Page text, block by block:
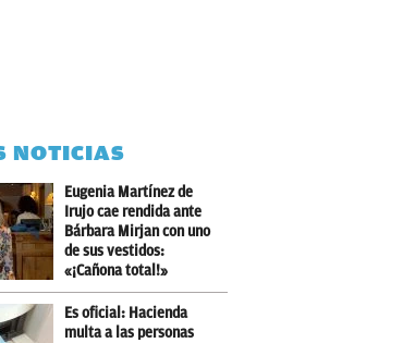
NOTICIAS
Eugenia Martínez de
Irujo cae rendida ante
Bárbara Mirjan con uno
de sus vestidos:
«¡Cañona total!»
Es oficial: Hacienda
multa a las personas